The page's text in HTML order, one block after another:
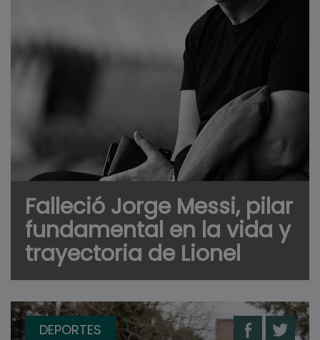
Falleció Jorge Messi, pilar
fundamental en la vida y
trayectoria de Lionel
DEPORTES